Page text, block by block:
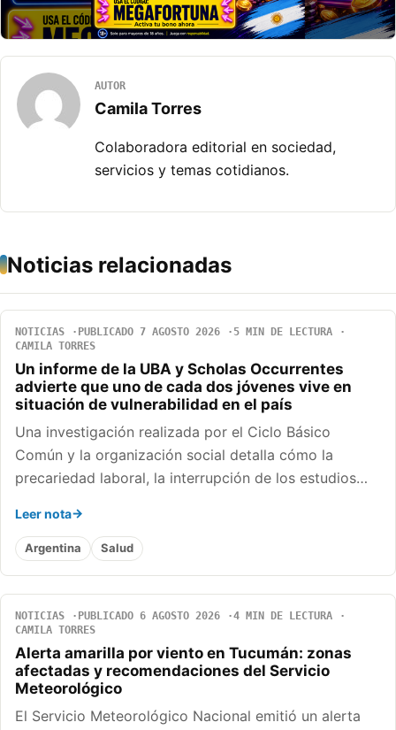
AUTOR
Camila Torres
Colaboradora editorial en sociedad,
servicios y temas cotidianos.
Noticias relacionadas
NOTICIAS PUBLICADO 7 AGOSTO 2026
5 MIN DE LECTURA
CAMILA TORRES
Un informe de la UBA y Scholas Occurrentes
advierte que uno de cada dos jóvenes vive en
situación de vulnerabilidad en el país
Una investigación realizada por el Ciclo Básico
Común y la organización social detalla cómo la
precariedad laboral, la interrupción de los estudios…
Leer nota
Argentina Salud
NOTICIAS PUBLICADO 6 AGOSTO 2026
4 MIN DE LECTURA
CAMILA TORRES
Alerta amarilla por viento en Tucumán: zonas
afectadas y recomendaciones del Servicio
Meteorológico
El Servicio Meteorológico Nacional emitió un alerta